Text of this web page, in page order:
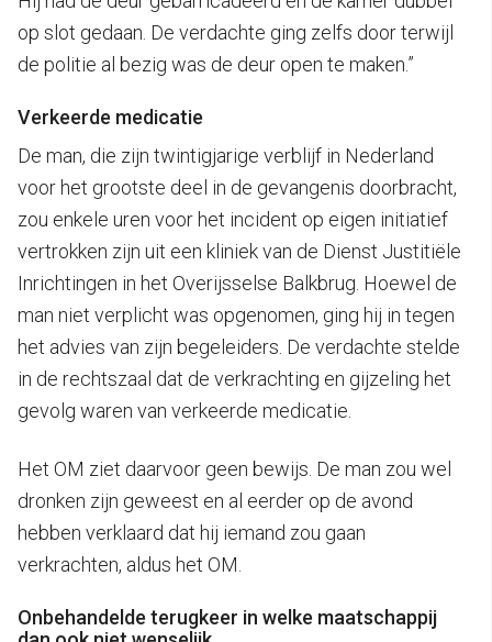
op slot gedaan. De verdachte ging zelfs door terwijl
de politie al bezig was de deur open te maken.”
Verkeerde medicatie
De man, die zijn twintigjarige verblijf in Nederland
voor het grootste deel in de gevangenis doorbracht,
zou enkele uren voor het incident op eigen initiatief
vertrokken zijn uit een kliniek van de Dienst Justitiële
Inrichtingen in het Overijsselse Balkbrug. Hoewel de
man niet verplicht was opgenomen, ging hij in tegen
het advies van zijn begeleiders. De verdachte stelde
in de rechtszaal dat de verkrachting en gijzeling het
gevolg waren van verkeerde medicatie.
Het OM ziet daarvoor geen bewijs. De man zou wel
dronken zijn geweest en al eerder op de avond
hebben verklaard dat hij iemand zou gaan
verkrachten, aldus het OM.
Onbehandelde terugkeer in welke maatschappij